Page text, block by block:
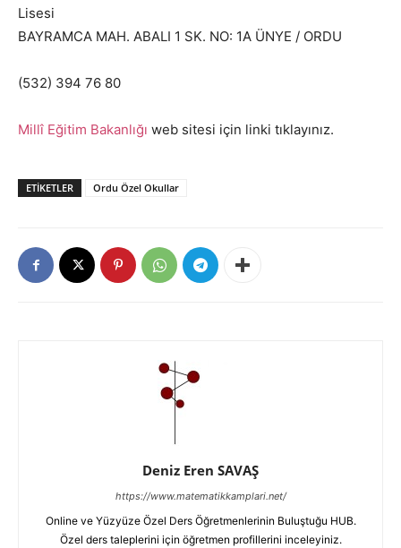
Lisesi
BAYRAMCA MAH. ABALI 1 SK. NO: 1A ÜNYE / ORDU
(532) 394 76 80
Millî Eğitim Bakanlığı web sitesi için linki tıklayınız.
ETIKETLER Ordu Özel Okullar
Deniz Eren SAVAŞ
https://www.matematikkamplari.net/
Online ve Yüzyüze Özel Ders Öğretmenlerinin Buluştuğu HUB.
Özel ders taleplerini için öğretmen profillerini inceleyiniz.